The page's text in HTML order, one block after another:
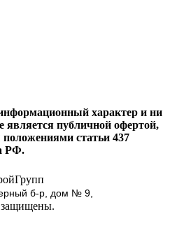
характер и ни
является публичной офертой,
положениями статьи 437
РФ.
б-р, дом № 9,
защищены.